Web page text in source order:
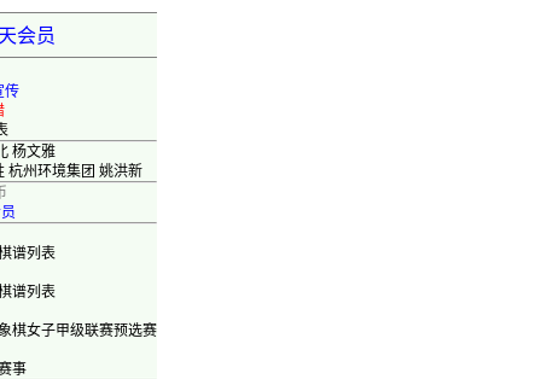
会员
传
杨文雅
杭州环境集团 姚洪新
谱列表
谱列表
棋女子甲级联赛预选赛
事